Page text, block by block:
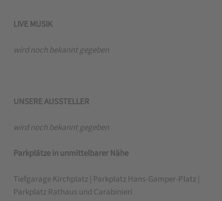
LIVE MUSIK
wird noch bekannt gegeben
UNSERE AUSSTELLER
wird noch bekannt gegeben
Parkplätze in unmittelbarer Nähe
Tiefgarage Kirchplatz | Parkplatz Hans-Gamper-Platz |
Parkplatz Rathaus und Carabinieri